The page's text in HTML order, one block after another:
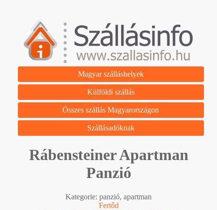
Magyar szálláshelyek
Külföldi szállás
Összes szállás Magyarországon
Szállásadóknak
Rábensteiner Apartman
Panzió
Kategorie: panzió, apartman
Fertőd